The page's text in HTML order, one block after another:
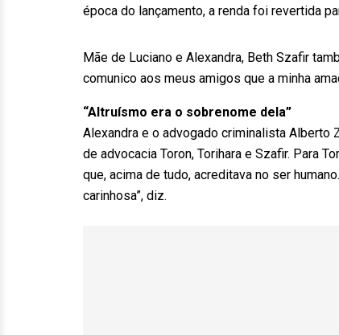
época do lançamento, a renda foi revertida
Mãe de Luciano e Alexandra, Beth Szafir
comunico aos meus amigos que a minha
“Altruísmo era o sobrenome dela”
Alexandra e o advogado criminalista
de advocacia Toron, Torihara e Szafir. Para
que, acima de tudo, acreditava no ser
carinhosa”, diz.